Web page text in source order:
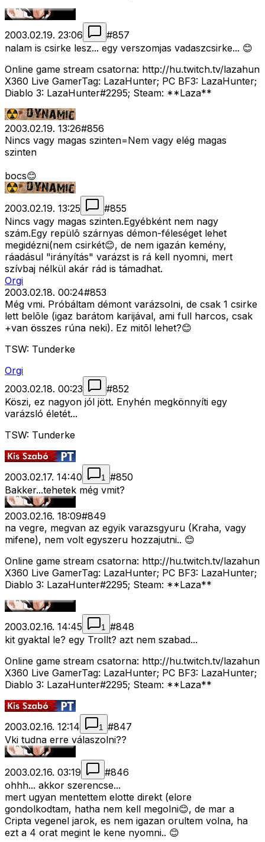
2003.02.19. 23:06 #857
nalam is csirke lesz... egy verszomjas vadaszcsirke... 😊
Online game stream csatorna: http://hu.twitch.tv/lazahun
X360 Live GamerTag: LazaHunter; PC BF3: LazaHunter;
Diablo 3: LazaHunter#2295; Steam: **Laza**
2003.02.19. 13:26#856
Nincs vagy magas szinten=Nem vagy elég magas
szinten
bocs😊
2003.02.19. 13:25 #855
Nincs vagy magas szinten.Egyébként nem nagy
szám.Egy repülõ szárnyas démon-féleséget lehet
megidézni(nem csirkét😊, de nem igazán kemény,
ráadásul "irányítás" varázst is rá kell nyomni, mert
szívbaj nélkül akár rád is támadhat.
Orgi
2003.02.18. 00:24#853
Még vmi. Próbáltam démont varázsolni, de csak 1 csirke
lett belõle (igaz barátom karijával, ami full harcos, csak
+van összes rúna neki). Ez mitõl lehet?😊
TSW: Tunderke
Orgi
2003.02.18. 00:23
#852
Köszi, ez nagyon jól jött. Enyhén megkönnyíti egy
varázsló életét...
TSW: Tunderke
2003.02.17. 14:40 1 #850
Bakker...tehetek még vmit?
2003.02.16. 18:09#849
na vegre, megvan az egyik varazsgyuru (Kraha, vagy
mifene), nem volt egyszeru hozzajutni.. 😊
Online game stream csatorna: http://hu.twitch.tv/lazahun
X360 Live GamerTag: LazaHunter; PC BF3: LazaHunter;
Diablo 3: LazaHunter#2295; Steam: **Laza**
2003.02.16. 14:45 1 #848
kit gyaktal le? egy Trollt? azt nem szabad...
Online game stream csatorna: http://hu.twitch.tv/lazahun
X360 Live GamerTag: LazaHunter; PC BF3: LazaHunter;
Diablo 3: LazaHunter#2295; Steam: **Laza**
2003.02.16. 12:14 1 #847
Vki tudna erre válaszolni??
2003.02.16. 03:19 #846
ohhh... akkor szerencse...
mert ugyan mentettem elotte direkt (elore
gondolkodtam, hatha nem kell megolni😊, de mar a
Cripta vegenel jarok, es nem igazan orultem volna, ha
ezt a 4 orat megint le kene nyomni.. 😊